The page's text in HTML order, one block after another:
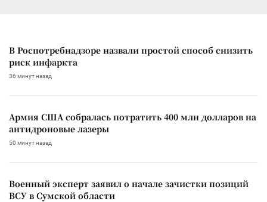
В Роспотребнадзоре назвали простой способ снизить
риск инфаркта
36 минут назад
Армия США собралась потратить 400 млн долларов на
антидроновые лазеры
50 минут назад
Военный эксперт заявил о начале зачистки позиций
ВСУ в Сумской области